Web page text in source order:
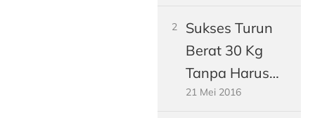
Gampang
Buncit
Sukses Turun
Berat 30 Kg
Tanpa Harus
Jadi Vegetarian
21 Mei 2016